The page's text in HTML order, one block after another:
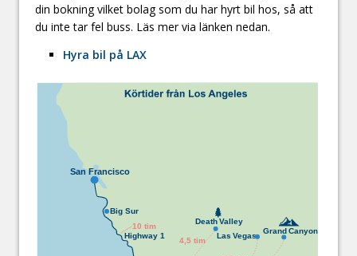
din bokning vilket bolag som du har hyrt bil hos, så att
du inte tar fel buss. Läs mer via länken nedan.
Hyra bil på LAX